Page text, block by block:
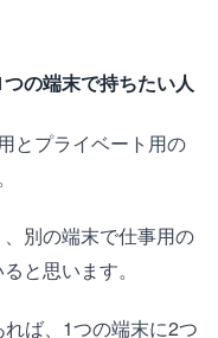
の端末で持ちたい人
とプライベート用の
別の端末で仕事用の
と思います。
ば、1つの端末に2つ